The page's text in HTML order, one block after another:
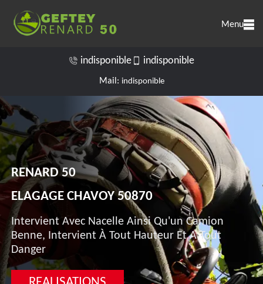
Menu
indisponible indisponible
Mail: indisponible
RENARD 50
ELAGAGE CHAVOY 50870
Intervient Avec Nacelle Ainsi Qu'un Camion
Benne, Intervient À Tout Hauteur Et A Tout
Danger